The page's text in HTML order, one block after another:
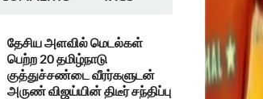
தேசிய அளவில் மெடல்கள்
பெற்ற 20 தமிழ்நாடு
குத்துச்சண்டை வீரர்களுடன்
அருண் விஜய்யின் திடீர் சந்திப்பு